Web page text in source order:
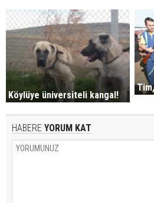
Köylüye üniversiteli kangal!
HABERE YORUM KAT